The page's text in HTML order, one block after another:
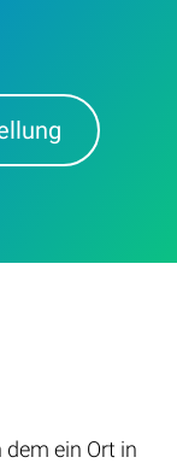
dem ein Ort in